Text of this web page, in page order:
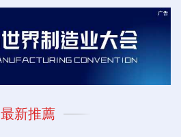
最新推薦